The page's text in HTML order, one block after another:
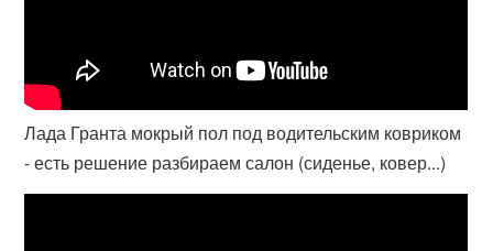
Лада Гранта мокрый пол под водительским ковриком
- есть решение разбираем салон (сиденье, ковер...)